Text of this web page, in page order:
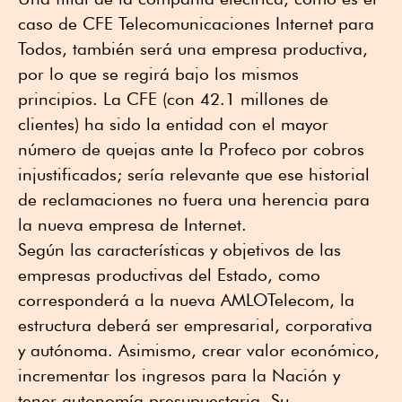
caso de CFE Telecomunicaciones Internet para
Todos, también será una empresa productiva,
por lo que se regirá bajo los mismos
principios. La CFE (con 42.1 millones de
clientes) ha sido la entidad con el mayor
número de quejas ante la Profeco por cobros
injustificados; sería relevante que ese historial
de reclamaciones no fuera una herencia para
la nueva empresa de Internet.
Según las características y objetivos de las
empresas productivas del Estado, como
corresponderá a la nueva AMLOTelecom, la
estructura deberá ser empresarial, corporativa
y autónoma. Asimismo, crear valor económico,
incrementar los ingresos para la Nación y